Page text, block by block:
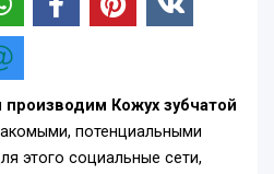
производим Кожух зубчатой
потенциальными
этого социальные сети,